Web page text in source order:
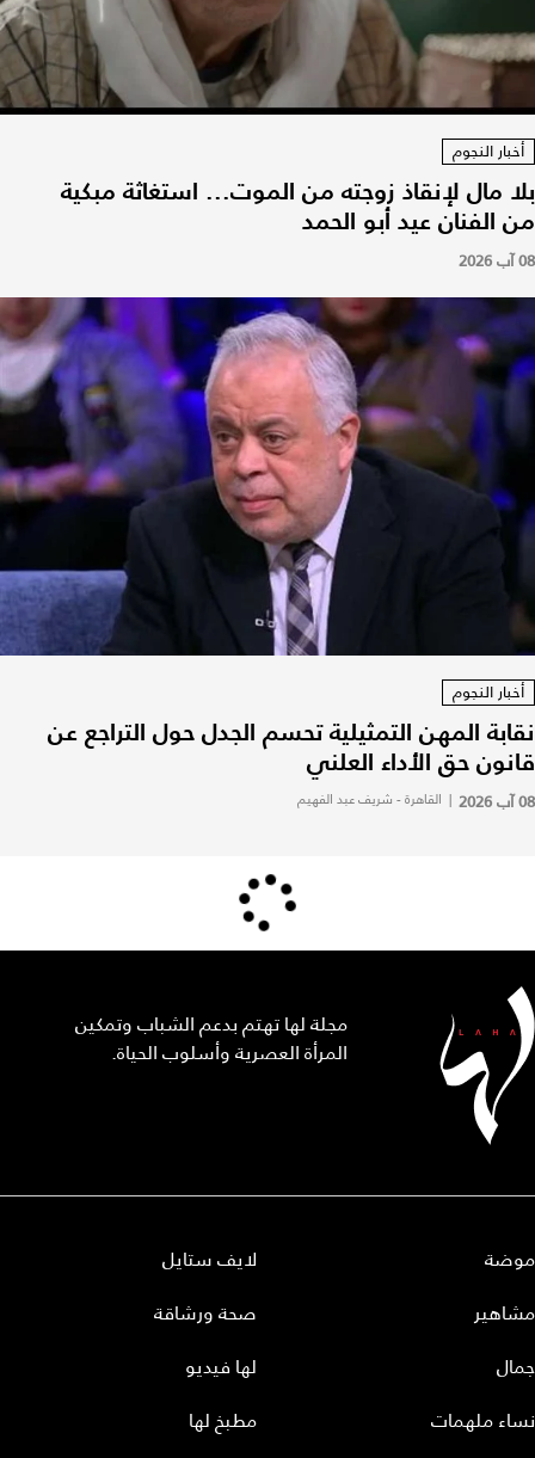
أخبار النجوم
بلا مال لإنقاذ زوجته من الموت... استغاثة مبكية
من الفنان عيد أبو الحمد
08 آب 2026
أخبار النجوم
نقابة المهن التمثيلية تحسم الجدل حول التراجع عن
قانون حق الأداء العلني
08 آب 2026 | القاهرة - شريف عبد الفهيم
مجلة لها تهتم بدعم الشباب وتمكين
المرأة العصرية وأسلوب الحياة.
موضة
مشاهير
جمال
نساء ملهمات
لايف ستايل
صحة ورشاقة
لها فيديو
مطبخ لها